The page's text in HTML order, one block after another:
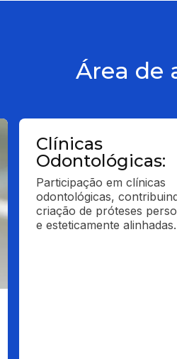
Área de
Clínicas
Odontológicas:
Participação em clínicas
odontológicas,
criação de próteses
e esteticamente alinhadas.